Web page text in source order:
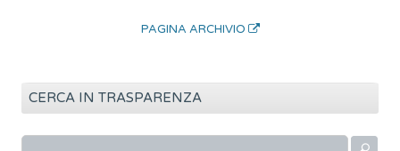
PAGINA ARCHIVIO
CERCA IN TRASPARENZA